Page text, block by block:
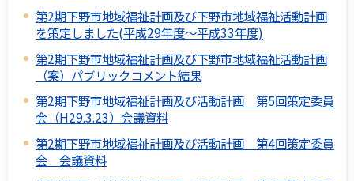
第2期下野市地域福祉計画及び下野市地域福祉活動計画
を策定しました(平成29年度～平成33年度)
第2期下野市地域福祉計画及び下野市地域福祉活動計画
（案）パブリックコメント結果
第2期下野市地域福祉計画及び活動計画 第5回策定委員
会（H29.3.23）会議資料
第2期下野市地域福祉計画及び活動計画 第4回策定委員
会 会議資料